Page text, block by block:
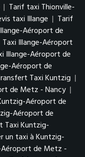
| Tarif taxi Thionville-
taxi Illange | Tarif
Aéroport de
Taxi Illange-Aéroport
Illange-Aéroport de
Aéroport de
Taxi Kuntzig |
de Metz - Nancy |
Aéroport de
Aéroport de
Taxi Kuntzig-
un taxi à Kuntzig-
Aéroport de Metz -